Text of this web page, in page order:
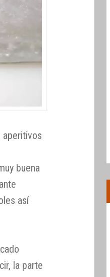
aperitivos
buena
así
la parte